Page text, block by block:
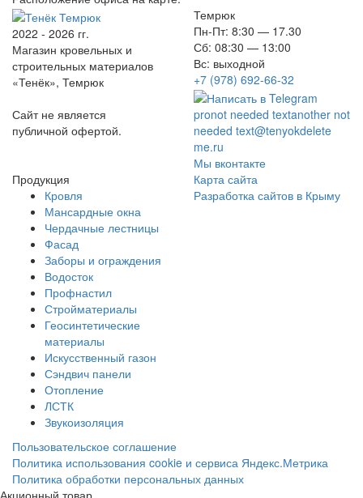
2022 - 2026 гг.
Магазин кровельных и
строительных материалов
«Тенёк», Темрюк
Сайт не является
публичной офертой.
Темрюк
Пн-Пт: 8:30 — 17.30
Сб: 08:30 — 13:00
Вс: выходной
+7 (978) 692-66-32
pronot needed textanother not
needed text@tenyokdelete
me.ru
Мы вконтакте
Продукция
Кровля
Мансардные окна
Чердачные лестницы
Фасад
Заборы и ограждения
Водосток
Профнастил
Стройматериалы
Геосинтетические
материалы
Искусственный газон
Сэндвич панели
Отопление
ЛСТК
Звукоизоляция
Карта сайта
Разработка сайтов в Крыму
Пользовательское соглашение
Политика использования cookie и сервиса Яндекс.Метрика
Политика обработки персональных данных
Акционный товар